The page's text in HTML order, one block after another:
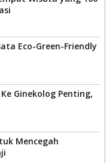
Eco-Green-Friendly
Ginekolog Penting,
Mencegah